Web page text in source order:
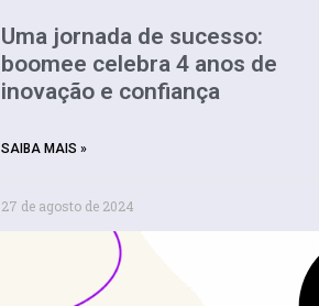
Uma jornada de sucesso:
boomee celebra 4 anos de
inovação e confiança
SAIBA MAIS »
27 de agosto de 2024